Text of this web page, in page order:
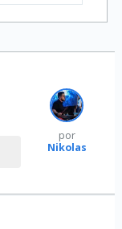
por
Nikolas